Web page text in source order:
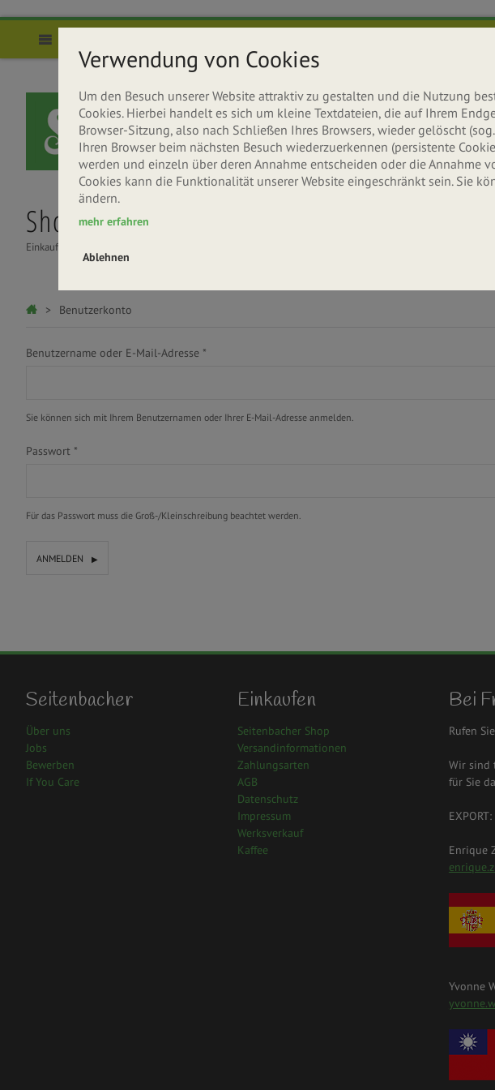
Shop
Einkaufen
Über uns
Haupt-Reiter
Sie sind hier
Benutzerkonto
Benutzername oder E-Mail-Adresse *
Sie können sich mit Ihrem Benutzernamen oder Ihrer E-Mail-Adresse anmelden.
Passwort *
Für das Passwort muss die Groß-/Kleinschreibung beachtet werden.
ANMELDEN
Seitenbacher
Über uns
Jobs
Bewerben
If You Care
Einkaufen
Seitenbacher Shop
Versandinformationen
Zahlungsarten
AGB
Datenschutz
Impressum
Werksverkauf
Kaffee
Bei
Rufen
Wir sind
für Sie
EXPORT:
Enrique
Yvonne
Verwendung von Cookies
Um den Besuch unserer Website attraktiv zu gestalten und die Nutzung
Cookies. Hierbei handelt es sich um kleine Textdateien, die auf Ihrem
Browser-Sitzung, also nach Schließen Ihres Browsers, wieder gelöscht
Ihren Browser beim nächsten Besuch wiederzuerkennen (persistente
werden und einzeln über deren Annahme entscheiden oder die Annahme
Cookies kann die Funktionalität unserer Website eingeschränkt sein. Sie
ändern.
mehr erfahren
Ablehnen